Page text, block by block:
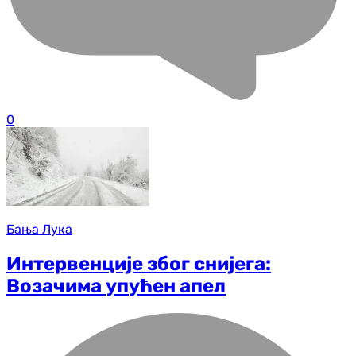
0
Бања Лука
Интервенције због снијега:
Возачима упућен апел